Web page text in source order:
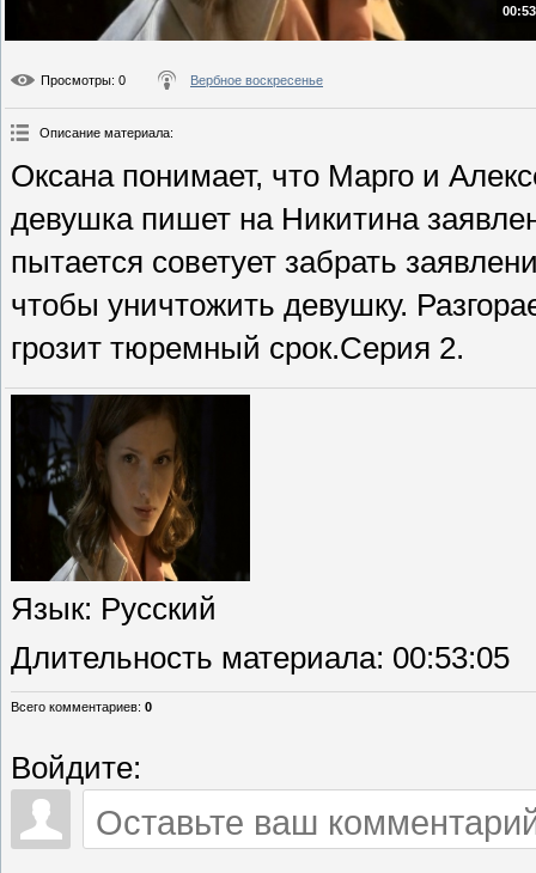
Просмотры: 0 Вербное воскресенье
Описание материала:
Оксана понимает, что Марго и
девушка пишет на Никитина
пытается советует забрать
чтобы уничтожить девушку.
грозит тюремный срок.Серия 2.
Язык: Русский
Длительность материала: 00:53:05
Всего комментариев: 0
Войдите: